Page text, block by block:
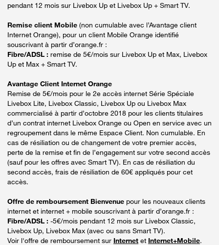
pendant 12 mois sur Livebox Up et Livebox Up + Smart TV.
Remise client Mobile (non cumulable avec l’Avantage client
Internet Orange), pour un client Mobile Orange identifié
souscrivant à partir d’orange.fr :
Fibre/ADSL : remise de 5€/mois sur Livebox Up et Max, Livebox
Up et Max + Smart TV.
Avantage Client Internet Orange
Remise de 5€/mois pour le 2e accès internet Série Spéciale
Livebox Lite, Livebox Classic, Livebox Up ou Livebox Max
commercialisé à partir d’octobre 2018 pour les clients titulaires
d’un contrat internet Livebox Orange ou Open en service avec un
regroupement dans le même Espace Client. Non cumulable. En
cas de résiliation ou de changement de votre premier accès,
perte de la remise et fin de l’engagement sur votre second accès
(sauf pour les offres avec Smart TV). En cas de résiliation du
second accès, frais de résiliation de 60€ appliqués pour cet
accès.
Offre de remboursement Bienvenue pour les nouveaux clients
internet et internet + mobile souscrivant à partir d’orange.fr :
Fibre/ADSL : -5€/mois pendant 12 mois sur Livebox Classic,
Livebox Up, Livebox Max (avec ou sans Smart TV).
Voir l'offre de remboursement sur Internet et Internet+Mobile.